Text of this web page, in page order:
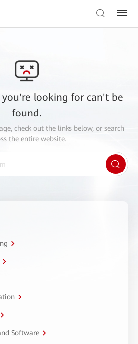
you're looking for can't be
found.
, check out the links below, or search
the entire website.
Software